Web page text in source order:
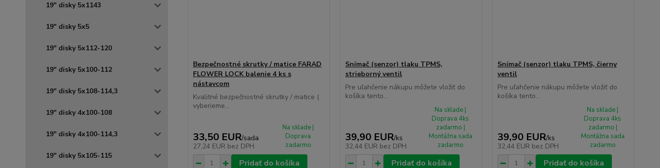
19" disky 5x1143
19" disky 5x5
19" disky 5x112-120
19" disky 5x100-112
19" disky 5x108-114,3
19" disky 4x100-108
19" disky 4x100-114,3
19" disky 5x105-115
Bezpečnostné skrutky / matice FARAD
FLOWER LOCK balenie 4 ks s
nástavcom
Kvalitné bezpečnostné skrutky / matice (
vyberieme...
33,50 EUR/sada
27,24 EUR bez DPH
Na sklade |
Doprava
zadarmo
Pridať do košíka
Snímač (senzor) tlaku TPMS,
strieborný ventil
Pre uľahčenie nákupu môžete vložiť do
košíka tento...
39,90 EUR/ks
32,44 EUR bez DPH
Na sklade |
Doprava 4ks
zadarmo |
Montážna sada
zadarmo
Pridať do košíka
Snímač (senzor) tlaku TPMS, čierny
ventil
Pre uľahčenie nákupu môžete vložiť do
košíka tento...
39,90 EUR/ks
32,44 EUR bez DPH
Na sklade |
Doprava 4ks
zadarmo |
Montážna sada
zadarmo
Pridať do košíka